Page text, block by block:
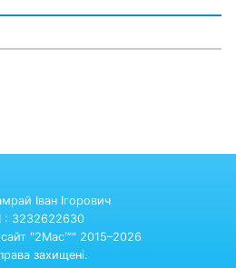
Іван Ігорович
: 3232622630
"2Mac™" 2015–2026
захищені.